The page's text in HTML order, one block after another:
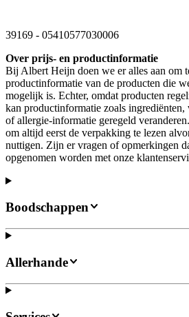
39169 - 05410577030006
Over prijs- en productinformatie
Bij Albert Heijn doen we er alles aan om
productinformatie van de producten die
mogelijk is. Echter, omdat producten
kan productinformatie zoals ingrediënten,
of allergie-informatie geregeld
om altijd eerst de verpakking te lezen
nuttigen. Zijn er vragen of opmerkingen
opgenomen worden met onze
Boodschappen
Allerhande